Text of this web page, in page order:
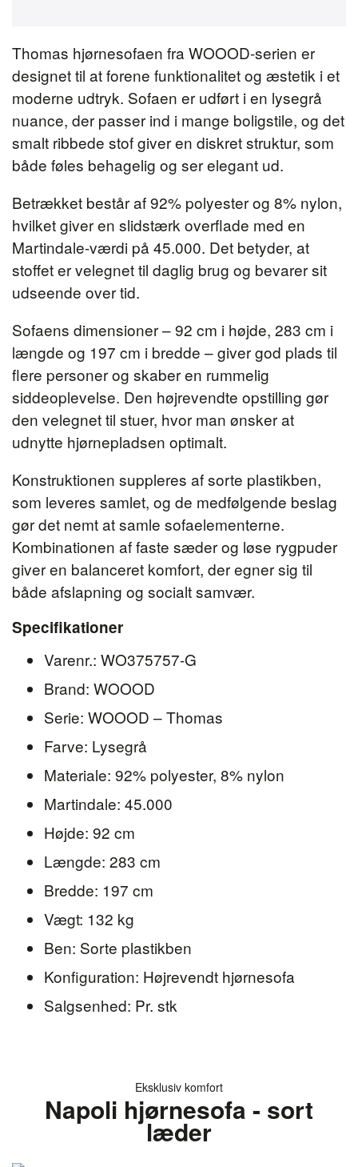
Thomas hjørnesofaen fra WOOOD-serien er
designet til at forene funktionalitet og æstetik i et
moderne udtryk. Sofaen er udført i en lysegrå
nuance, der passer ind i mange boligstile, og det
smalt ribbede stof giver en diskret struktur, som
både føles behagelig og ser elegant ud.
Betrækket består af 92% polyester og 8% nylon,
hvilket giver en slidstærk overflade med en
Martindale-værdi på 45.000. Det betyder, at
stoffet er velegnet til daglig brug og bevarer sit
udseende over tid.
Sofaens dimensioner – 92 cm i højde, 283 cm i
længde og 197 cm i bredde – giver god plads til
flere personer og skaber en rummelig
siddeoplevelse. Den højrevendte opstilling gør
den velegnet til stuer, hvor man ønsker at
udnytte hjørnepladsen optimalt.
Konstruktionen suppleres af sorte plastikben,
som leveres samlet, og de medfølgende beslag
gør det nemt at samle sofaelementerne.
Kombinationen af faste sæder og løse rygpuder
giver en balanceret komfort, der egner sig til
både afslapning og socialt samvær.
Specifikationer
Varenr.: WO375757-G
Brand: WOOOD
Serie: WOOOD – Thomas
Farve: Lysegrå
Materiale: 92% polyester, 8% nylon
Martindale: 45.000
Højde: 92 cm
Længde: 283 cm
Bredde: 197 cm
Vægt: 132 kg
Ben: Sorte plastikben
Konfiguration: Højrevendt hjørnesofa
Salgsenhed: Pr. stk
Eksklusiv komfort
Napoli hjørnesofa - sort
læder